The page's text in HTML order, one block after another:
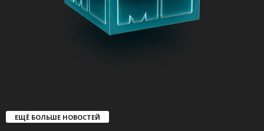
ЕЩЁ БОЛЬШЕ НОВОСТЕЙ